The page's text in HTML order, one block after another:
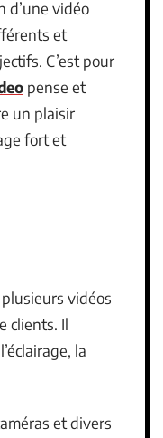
d’une vidéo
et
C’est pour
pense et
un plaisir
fort et
vidéos
clients. Il
la
et divers